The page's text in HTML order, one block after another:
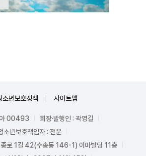
소년보호정책 사이트맵
아 00493
회장·발행인 : 곽영길
소년보호책임자 : 전운
종로 1길 42(수송동 146-1) 이마빌딩 11층